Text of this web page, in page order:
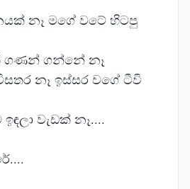
නෑ මගේ වටේ හිටපු
ගණන් ගන්නේ නෑ
නෑ ඉස්සර වගේ ටීවි
වැඩක් නෑ....